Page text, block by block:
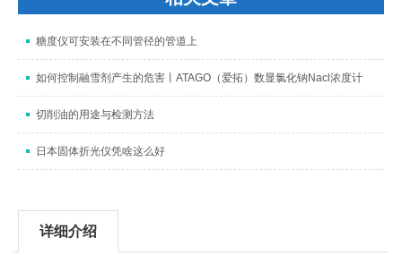
糖度仪可安装在不同管径的管道上
如何控制融雪剂产生的危害丨ATAGO（爱拓）数显氯化钠Nacl浓度计
切削油的用途与检测方法
日本固体折光仪凭啥这么好
详细介绍